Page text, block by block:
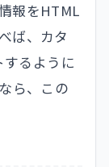
報をHTML
ば、カタ
るように
ら、この